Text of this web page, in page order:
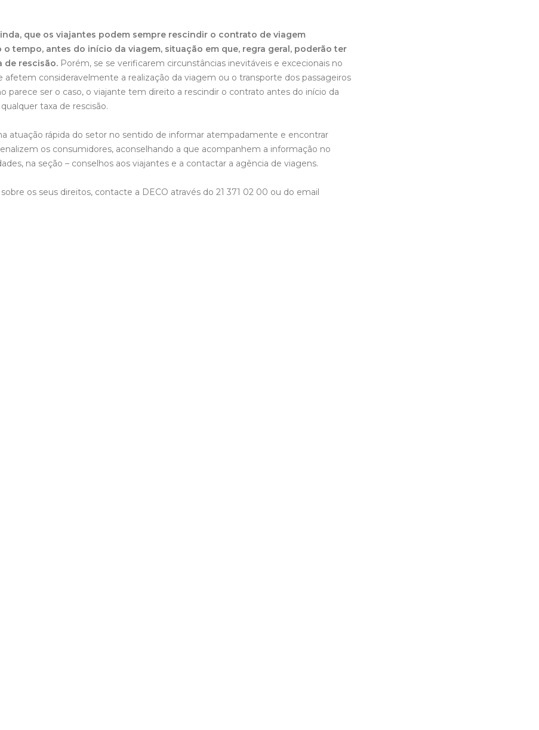
que os viajantes podem sempre rescindir o contrato de viagem
tempo, antes do início da viagem, situação em que, regra geral, poderão ter
de rescisão. Porém, se se verificarem circunstâncias inevitáveis e excecionais no
afetem consideravelmente a realização da viagem ou o transporte dos passageiros
parece ser o caso, o viajante tem direito a rescindir o contrato antes do início da
taxa de rescisão.
atuação rápida do setor no sentido de informar atempadamente e encontrar
os consumidores, aconselhando a que acompanhem a informação no
na seção – conselhos aos viajantes e a contactar a agência de viagens.
os seus direitos, contacte a DECO através do 21 371 02 00 ou do email